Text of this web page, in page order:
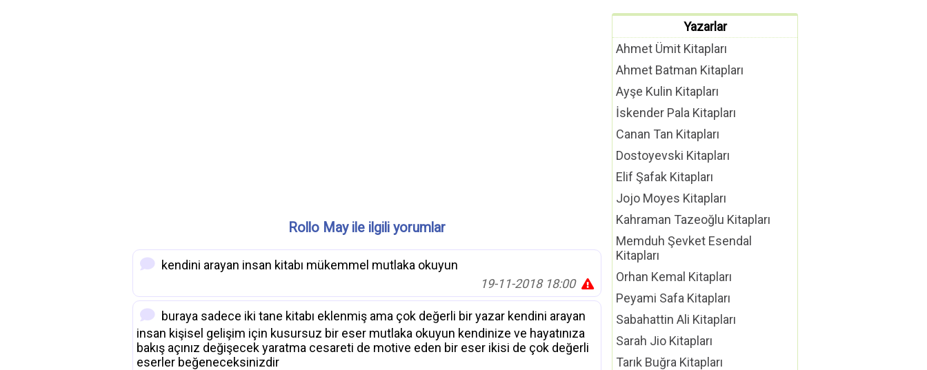
Rollo May ile ilgili yorumlar
kendini arayan insan kitabı mükemmel mutlaka okuyun
19-11-2018 18:00
buraya sadece iki tane kitabı eklenmiş ama çok değerli bir yazar kendini arayan
insan kişisel gelişim için kusursuz bir eser mutlaka okuyun kendinize ve hayatınıza
bakış açınız değişecek yaratma cesareti de motive eden bir eser ikisi de çok değerli
eserler beğeneceksinizdir
Yazarlar
Ahmet Ümit Kitapları
Ahmet Batman Kitapları
Ayşe Kulin Kitapları
İskender Pala Kitapları
Canan Tan Kitapları
Dostoyevski Kitapları
Elif Şafak Kitapları
Jojo Moyes Kitapları
Kahraman Tazeoğlu Kitapları
Memduh Şevket Esendal
Kitapları
Orhan Kemal Kitapları
Peyami Safa Kitapları
Sabahattin Ali Kitapları
Sarah Jio Kitapları
Tarık Buğra Kitapları